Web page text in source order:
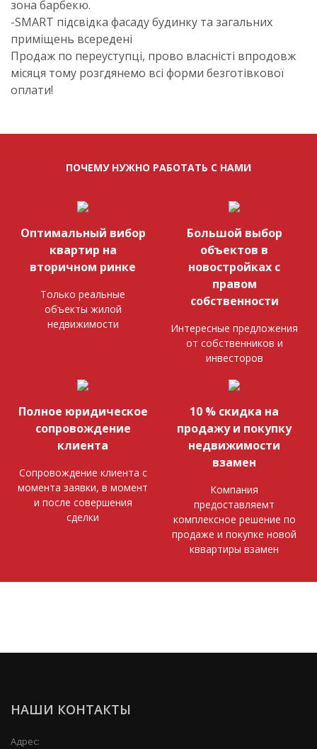
зона барбекю.
-SMART підсвідка фасаду будинку та загальних
приміщень всередені
Продаж по переуступці, прово власністі впродовж
місяця тому розгдянемо всі форми безготівкової
оплати!
ПОЧЕМУ НУЖНО РАБОТАТЬ С НАМИ
Оптимальный вибор
квартир на
вторичном ринке
Только реальные
объекты жилой
недвижимости
Большой выбор
объектов в
новостройках с
правом
собственности
Интересные предложения
от собственников и
инвесторов
Полное юридическое
сопровождение
клиента
Сопровождение клиента с
момента заявки, в момент
и после совершения
сделки
10 % скидка на
продажу и покупку
недвижимости
взамен
Компания
предоставляемт
комплексное решение по
продаже и покупке новой
кввартиры взамен
НАШИ КОНТАКТЫ
Адрес: